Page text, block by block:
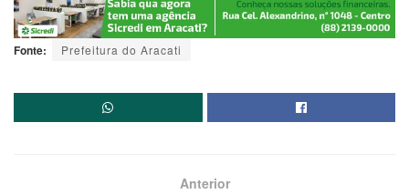
Fonte: Prefeitura do Aracati
Anterior